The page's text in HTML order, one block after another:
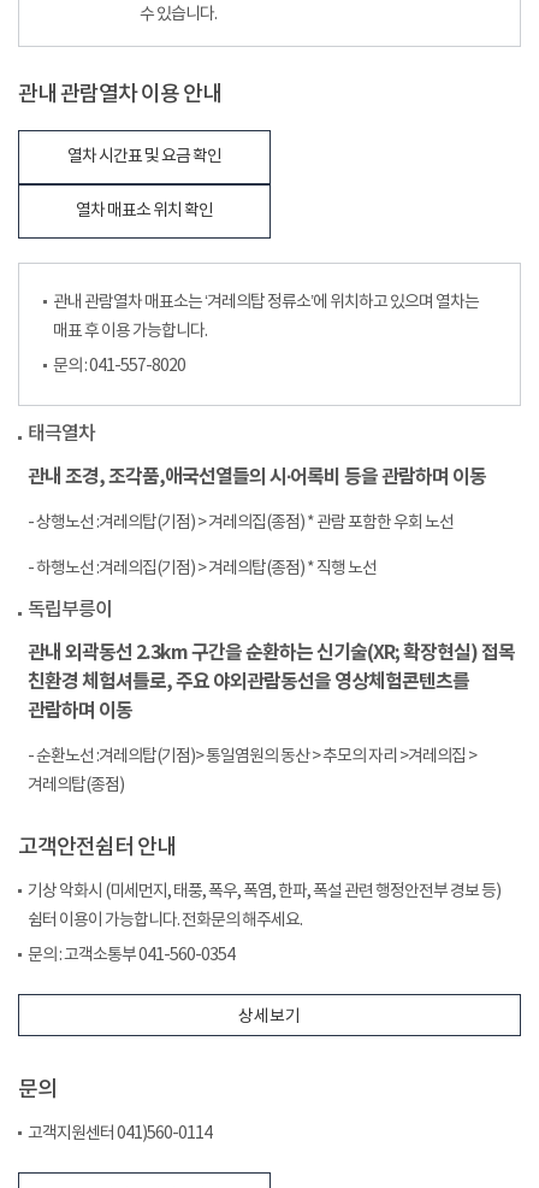
수 있습니다.
관내 관람열차 이용 안내
열차 시간표 및 요금 확인
열차 매표소 위치 확인
관내 관람열차 매표소는 ‘겨레의탑 정류소’에 위치하고 있으며 열차는
매표 후 이용 가능합니다.
문의 : 041-557-8020
태극열차
관내 조경, 조각품,애국선열들의 시∙어록비 등을 관람하며 이동
- 상행노선 :겨레의탑(기점) > 겨레의집(종점) * 관람 포함한 우회 노선
- 하행노선 :겨레의집(기점) > 겨레의탑(종점) * 직행 노선
독립부릉이
관내 외곽동선 2.3km 구간을 순환하는 신기술(XR; 확장현실) 접목
친환경 체험셔틀로, 주요 야외관람동선을 영상체험콘텐츠를
관람하며 이동
- 순환노선 :겨레의탑(기점)> 통일염원의 동산 > 추모의 자리 >겨레의집 >
겨레의탑(종점)
고객안전쉼터 안내
기상 악화시 (미세먼지, 태풍, 폭우, 폭염, 한파, 폭설 관련 행정안전부 경보 등)
쉼터 이용이 가능합니다. 전화문의 해주세요.
문의 : 고객소통부 041-560-0354
상세보기
문의
고객지원센터 041)560-0114